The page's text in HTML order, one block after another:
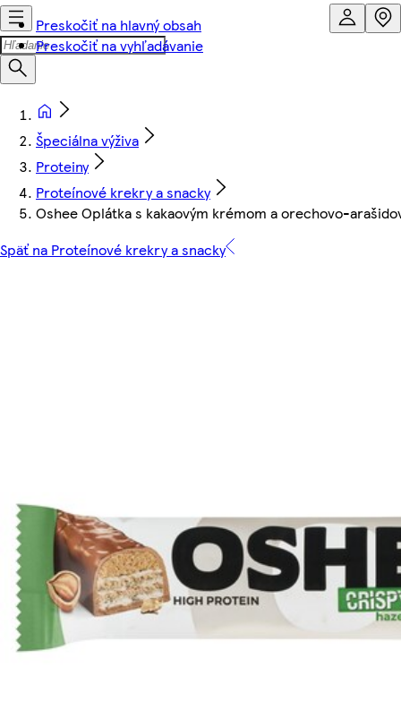
Preskočiť na hlavný obsah
Preskočiť na vyhľadávanie
Špeciálna výživa
Proteiny
Proteínové krekry a snacky
Oshee Oplátka s kakaovým krémom a orechovo-
Späť na Proteínové krekry a snacky